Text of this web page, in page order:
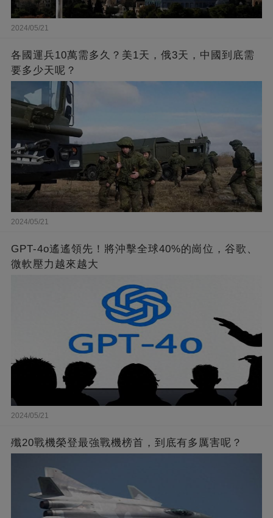
2024/05/21
各國運兵10萬需多久？美1天，俄3天，中國到底需
要多少天呢？
2024/05/21
GPT-4o遙遙領先！將沖擊全球40%的崗位，谷歌、
微軟壓力越來越大
2024/05/21
殲20戰機榮登最強戰機榜首，到底有多厲害呢？